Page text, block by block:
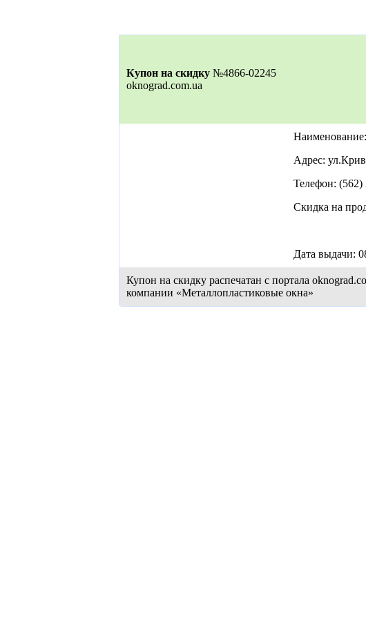
Купон на скидку №4866-02245
oknograd.com.ua
Адрес:
Телефон: (562)
Скидка на
Дата выдачи:
Купон на скидку распечатан с портала
компании «Металлопластиковые окна»